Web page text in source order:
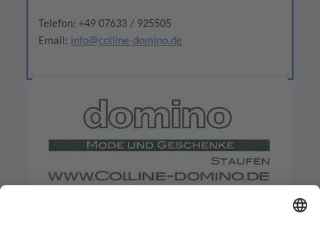
Telefon: +49 07633 / 925505
Email: info@colline-domino.de